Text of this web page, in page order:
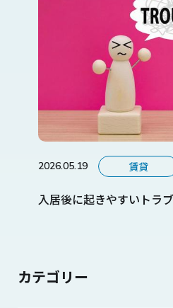
2026.05.19 賃貸
入居後に起きやすいトラ
カテゴリー